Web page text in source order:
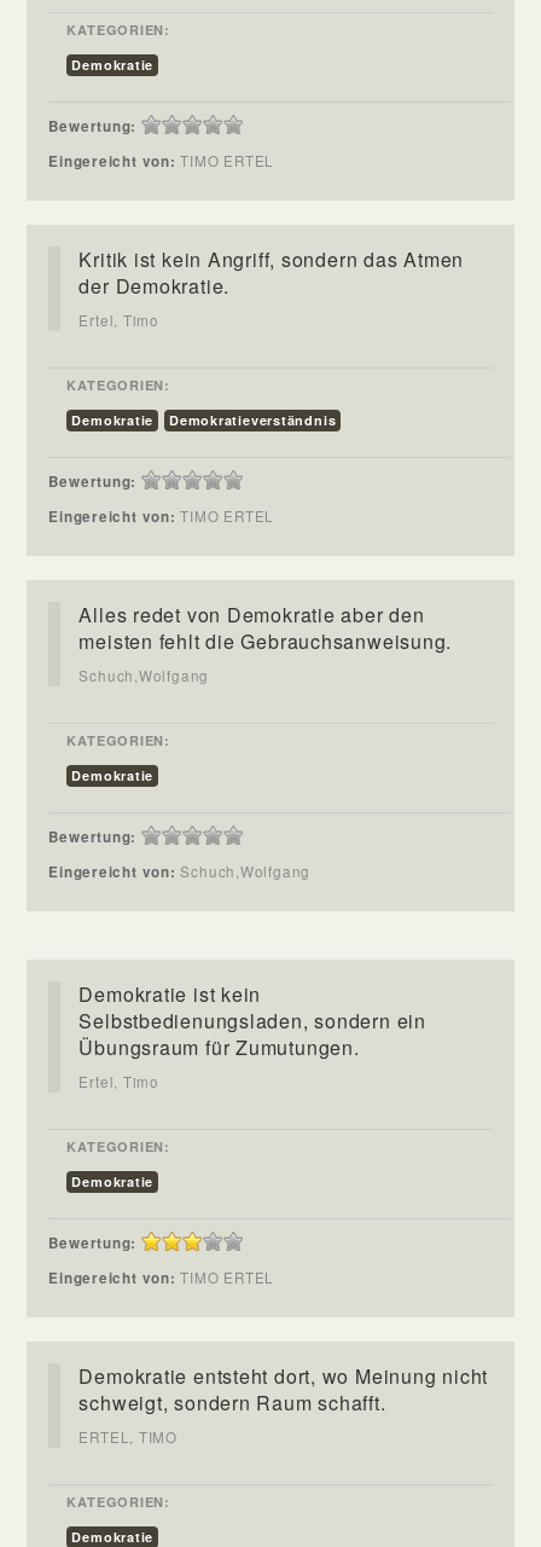
KATEGORIEN:
Demokratie
Bewertung:
Eingereicht von:TIMO ERTEL
Kritik ist kein Angriff, sondern das Atmen
der Demokratie.
Ertel, Timo
KATEGORIEN:
Demokratie
Demokratieverständnis
Bewertung:
Eingereicht von:TIMO ERTEL
Alles redet von Demokratie aber den
meisten fehlt die Gebrauchsanweisung.
Schuch,Wolfgang
KATEGORIEN:
Demokratie
Bewertung:
Eingereicht von:Schuch,Wolfgang
Demokratie ist kein
Selbstbedienungsladen, sondern ein
Übungsraum für Zumutungen.
Ertel, Timo
KATEGORIEN:
Demokratie
Bewertung:
Eingereicht von:TIMO ERTEL
Demokratie entsteht dort, wo Meinung nicht
schweigt, sondern Raum schafft.
ERTEL, TIMO
KATEGORIEN:
Demokratie